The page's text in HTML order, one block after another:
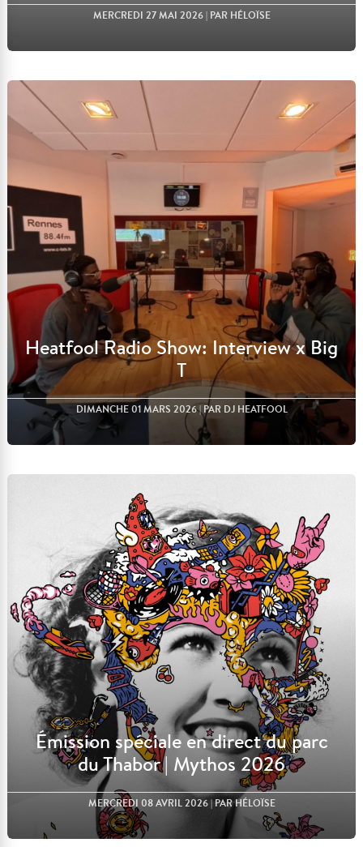
MERCREDI 27 MAI 2026| PAR HÉLOÏSE
Lire l'article
Heatfool Radio Show: Interview x Big
T
DIMANCHE 01 MARS 2026| PAR DJ HEATFOOL
Lire l'article
Émission spéciale en direct du parc
du Thabor | Mythos 2026
MERCREDI 08 AVRIL 2026| PAR HÉLOÏSE